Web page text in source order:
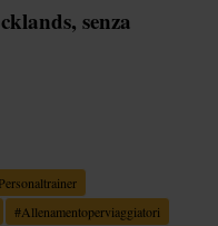
senza
Personaltrainer
#Allenamentoperviaggiatori